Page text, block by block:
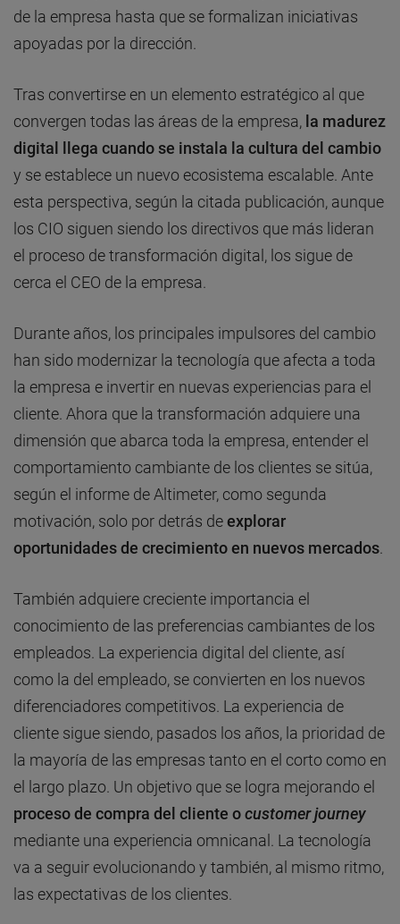
de la empresa hasta que se formalizan iniciativas
apoyadas por la dirección.
Tras convertirse en un elemento estratégico al que
convergen todas las áreas de la empresa, la madurez
digital llega cuando se instala la cultura del cambio
y se establece un nuevo ecosistema escalable. Ante
esta perspectiva, según la citada publicación, aunque
los CIO siguen siendo los directivos que más lideran
el proceso de transformación digital, los sigue de
cerca el CEO de la empresa.
Durante años, los principales impulsores del cambio
han sido modernizar la tecnología que afecta a toda
la empresa e invertir en nuevas experiencias para el
cliente. Ahora que la transformación adquiere una
dimensión que abarca toda la empresa, entender el
comportamiento cambiante de los clientes se sitúa,
según el informe de Altimeter, como segunda
motivación, solo por detrás deexplorar
oportunidades de crecimiento en nuevos mercados
También adquiere creciente importancia el
conocimiento de las preferencias cambiantes de los
empleados. La experiencia digital del cliente, así
como la del empleado, se convierten en los nuevos
diferenciadores competitivos. La experiencia de
cliente sigue siendo, pasados los años, la prioridad de
la mayoría de las empresas tanto en el corto como en
el largo plazo. Un objetivo que se logra mejorando el
proceso de compra del cliente ocustomer journey
mediante una experiencia omnicanal. La tecnología
va a seguir evolucionando y también, al mismo ritmo,
las expectativas de los clientes.